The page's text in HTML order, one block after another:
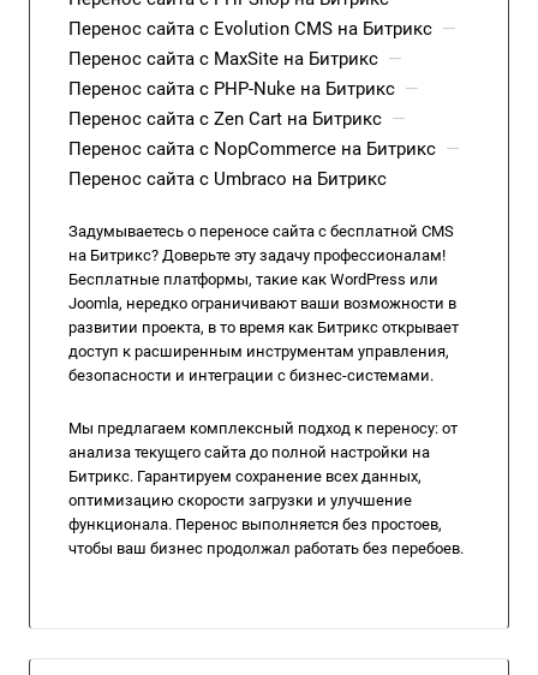
Перенос сайта с Evolution CMS на Битрикс —
Перенос сайта с MaxSite на Битрикс —
Перенос сайта с PHP-Nuke на Битрикс —
Перенос сайта с Zen Cart на Битрикс —
Перенос сайта с NopCommerce на Битрикс —
Перенос сайта с Umbraco на Битрикс
Задумываетесь о переносе сайта с бесплатной CMS
на Битрикс? Доверьте эту задачу профессионалам!
Бесплатные платформы, такие как WordPress или
Joomla, нередко ограничивают ваши возможности в
развитии проекта, в то время как Битрикс открывает
доступ к расширенным инструментам управления,
безопасности и интеграции с бизнес-системами.
Мы предлагаем комплексный подход к переносу: от
анализа текущего сайта до полной настройки на
Битрикс. Гарантируем сохранение всех данных,
оптимизацию скорости загрузки и улучшение
функционала. Перенос выполняется без простоев,
чтобы ваш бизнес продолжал работать без перебоев.